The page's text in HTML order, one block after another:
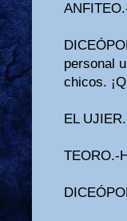
personal
chicos.
EL
TEORO.-